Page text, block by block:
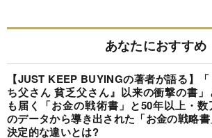
あなたにおすすめ
【JUST KEEP BUYINGの著者が語る】
ち父さん 貧乏父さん』以来の衝撃の書
も届く「お金の戦術書」と50年以上・数
のデータから導き出された「お金の戦略
決定的な違いとは?